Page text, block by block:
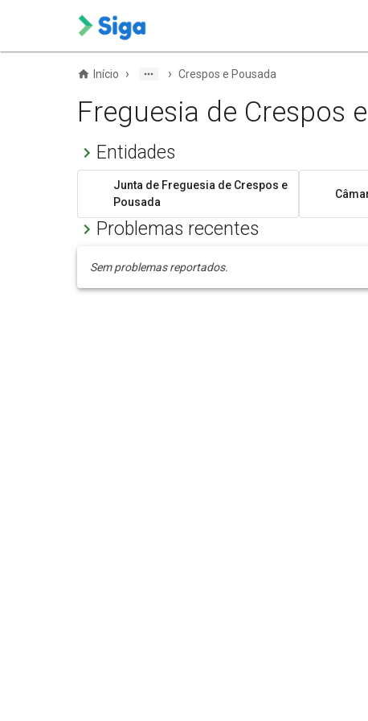
Início › › Crespos e Pousada
Freguesia de Crespos
Entidades
Junta de Freguesia de Crespos e
Pousada
Problemas recentes
Sem problemas reportados.